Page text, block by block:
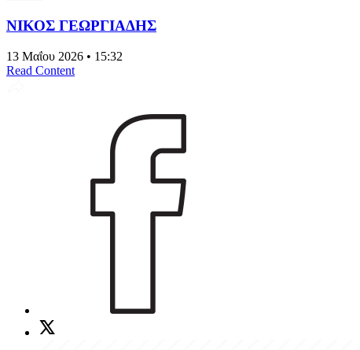
ΝΙΚΟΣ ΓΕΩΡΓΙΑΔΗΣ
13 Μαΐου 2026 • 15:32
Read Content